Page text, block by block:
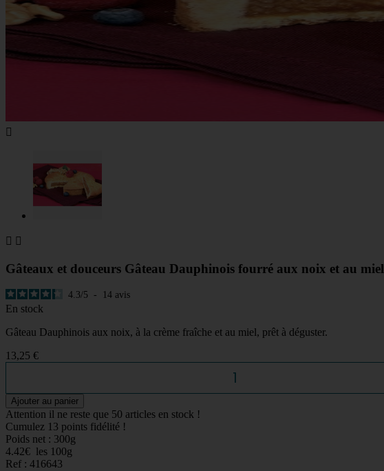

 
Gâteaux et douceurs Gâteau Dauphinois fourré aux noix et au miel
4.3/5 - 14 avis
En stock
Gâteau Dauphinois aux noix, à la crème fraîche et au miel, prêt à déguster.
13,25 €
Ajouter au panier
Attention il ne reste que 50 articles en stock !
Cumulez 13 points fidélité !
Poids net : 300g
4.42€ les 100g
Ref : 416643